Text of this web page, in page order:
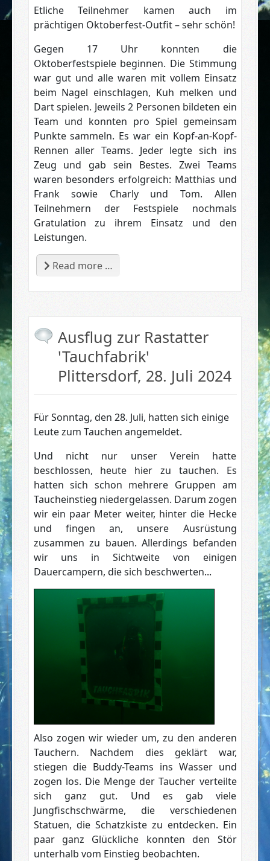
Etliche Teilnehmer kamen auch im
prächtigen Oktoberfest-Outfit – sehr schön!
Gegen 17 Uhr konnten die
Oktoberfestspiele beginnen. Die Stimmung
war gut und alle waren mit vollem Einsatz
beim Nagel einschlagen, Kuh melken und
Dart spielen. Jeweils 2 Personen bildeten ein
Team und konnten pro Spiel gemeinsam
Punkte sammeln. Es war ein Kopf-an-Kopf-
Rennen aller Teams. Jeder legte sich ins
Zeug und gab sein Bestes. Zwei Teams
waren besonders erfolgreich: Matthias und
Frank sowie Charly und Tom. Allen
Teilnehmern der Festspiele nochmals
Gratulation zu ihrem Einsatz und den
Leistungen.
Read more …
Ausflug zur Rastatter
'Tauchfabrik'
Plittersdorf, 28. Juli 2024
Für Sonntag, den 28. Juli, hatten sich einige
Leute zum Tauchen angemeldet.
Und nicht nur unser Verein hatte
beschlossen, heute hier zu tauchen. Es
hatten sich schon mehrere Gruppen am
Taucheinstieg niedergelassen. Darum zogen
wir ein paar Meter weiter, hinter die Hecke
und fingen an, unsere Ausrüstung
zusammen zu bauen. Allerdings befanden
wir uns in Sichtweite von einigen
Dauercampern, die sich beschwerten...
Also zogen wir wieder um, zu den anderen
Tauchern. Nachdem dies geklärt war,
stiegen die Buddy-Teams ins Wasser und
zogen los. Die Menge der Taucher verteilte
sich ganz gut. Und es gab viele
Jungfischschwärme, die verschiedenen
Statuen, die Schatzkiste zu entdecken. Ein
paar ganz Glückliche konnten den Stör
unterhalb vom Einstieg beobachten.